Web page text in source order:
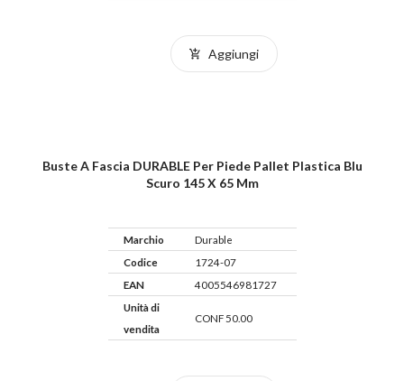
Aggiungi
Buste A Fascia DURABLE Per Piede Pallet Plastica Blu
Scuro 145 X 65 Mm
Marchio
Durable
Codice
1724-07
EAN
4005546981727
Unità di
vendita
CONF 50.00